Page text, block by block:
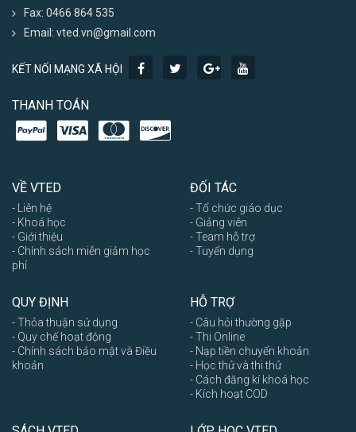
Fax: 0466 864 535
Email: vted.vn@gmail.com
KẾT NỐI MẠNG XÃ HỘI
THANH TOÁN
VỀ VTED
- Liên hệ
- Khoá học
- Giới thiệu
- Chính sách miễn giảm học
phí
ĐỐI TÁC
- Tổ chức giáo dục
- Giảng viên
- Team hỗ trợ
- Tuyển dụng
QUY ĐỊNH
- Thỏa thuận sử dụng
- Quy chế hoạt động
- Chính sách bảo mật và Điều
khoản
HỖ TRỢ
- Câu hỏi thường gặp
- Thi Online
- Nạp tiền chuyển khoản
- Học thử và thi thử
- Cách đăng kí khoá học
- Kích hoạt COD